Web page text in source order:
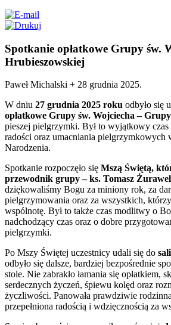
Spotkanie opłatkowe Grupy św.
Hrubieszowskiej
Paweł Michalski + 28 grudnia 2025.
W dniu 27 grudnia 2025 roku odbyło się
opłatkowe Grupy św. Wojciecha –
pieszej pielgrzymki. Był to wyjątkowy
radości oraz umacniania pielgrzymkowych
Narodzenia.
Spotkanie rozpoczęło się Mszą Świętą,
przewodnik grupy – ks. Tomasz Żurawel
dziękowaliśmy Bogu za miniony rok, za
pielgrzymowania oraz za wszystkich,
wspólnotę. Był to także czas modlitwy o
nadchodzący czas oraz o dobre
pielgrzymki.
Po Mszy Świętej uczestnicy udali się do
odbyło się dalsze, bardziej bezpośrednie
stole. Nie zabrakło łamania się opłatkiem,
serdecznych życzeń, śpiewu kolęd oraz
życzliwości. Panowała prawdziwie
przepełniona radością i wdzięcznością za